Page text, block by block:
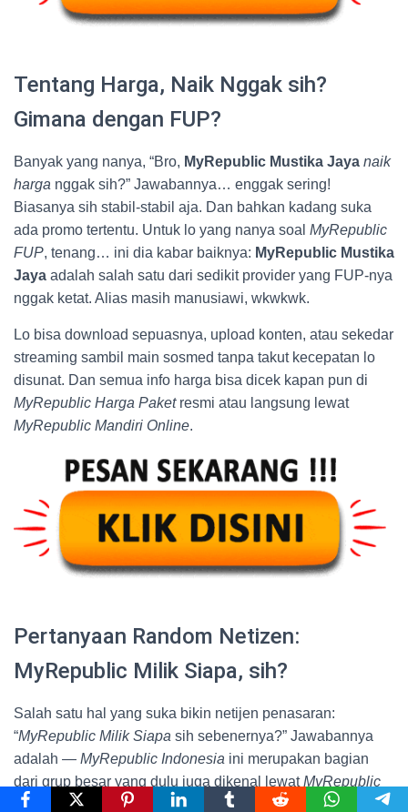
Tentang Harga, Naik Nggak sih?
Gimana dengan FUP?
Banyak yang nanya, “Bro, MyRepublic Mustika Jaya naik
harga nggak sih?” Jawabannya… enggak sering!
Biasanya sih stabil-stabil aja. Dan bahkan kadang suka
ada promo tertentu. Untuk lo yang nanya soal MyRepublic
FUP, tenang… ini dia kabar baiknya: MyRepublic Mustika
Jaya adalah salah satu dari sedikit provider yang FUP-nya
nggak ketat. Alias masih manusiawi, wkwkwk.
Lo bisa download sepuasnya, upload konten, atau sekedar
streaming sambil main sosmed tanpa takut kecepatan lo
disunat. Dan semua info harga bisa dicek kapan pun di
MyRepublic Harga Paketresmi atau langsung lewat
MyRepublic Mandiri Online.
Pertanyaan Random Netizen:
MyRepublic Milik Siapa, sih?
Salah satu hal yang suka bikin netijen penasaran:
“MyRepublic Milik Siapa sih sebenernya?” Jawabannya
adalah — MyRepublic Indonesia ini merupakan bagian
dari grup besar yang dulu juga dikenal lewatMyRepublic
Fiberstar. Sekarang mereka makin berkembang dan punya